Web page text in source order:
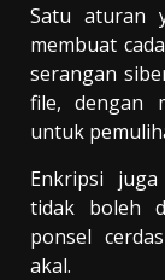
Satu aturan
membuat
serangan
file, dengan
untuk
Enkripsi
tidak boleh
ponsel
akal.